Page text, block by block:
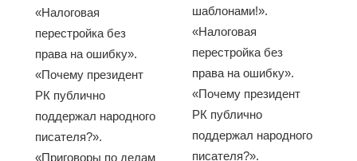
«Налоговая
перестройка без
права на ошибку».
«Почему президент
РК публично
поддержал народного
писателя?».
«Приговоры по делам
шаблонами!».
«Налоговая
перестройка без
права на ошибку».
«Почему президент
РК публично
поддержал народного
писателя?».